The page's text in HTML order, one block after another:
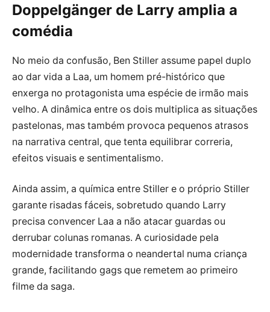
Doppelgänger de Larry amplia a
comédia
No meio da confusão, Ben Stiller assume papel duplo
ao dar vida a Laa, um homem pré-histórico que
enxerga no protagonista uma espécie de irmão mais
velho. A dinâmica entre os dois multiplica as situações
pastelonas, mas também provoca pequenos atrasos
na narrativa central, que tenta equilibrar correria,
efeitos visuais e sentimentalismo.
Ainda assim, a química entre Stiller e o próprio Stiller
garante risadas fáceis, sobretudo quando Larry
precisa convencer Laa a não atacar guardas ou
derrubar colunas romanas. A curiosidade pela
modernidade transforma o neandertal numa criança
grande, facilitando gags que remetem ao primeiro
filme da saga.